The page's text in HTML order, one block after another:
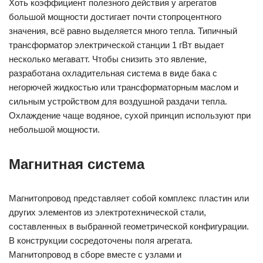
Хоть коэффициент полезного действия у агрегатов
большой мощности достигает почти стопроцентного
значения, всё равно выделяется много тепла. Типичный
трансформатор электрической станции 1 гВт выдает
несколько мегаватт. Чтобы снизить это явление,
разработана охладительная система в виде бака с
негорючей жидкостью или трансформаторным маслом и
сильным устройством для воздушной раздачи тепла.
Охлаждение чаще водяное, сухой принцип используют при
небольшой мощности.
Магнитная система
Магнитопровод представляет собой комплекс пластин или
других элементов из электротехнической стали,
составленных в выбранной геометрической конфигурации.
В конструкции сосредоточены поля агрегата.
Магнитопровод в сборе вместе с узлами и